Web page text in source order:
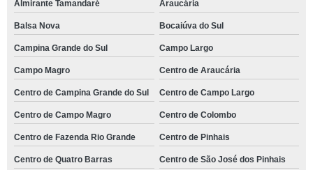
Almirante Tamandaré Araucária
Balsa Nova Bocaiúva do Sul
Campina Grande do Sul Campo Largo
Campo Magro Centro de Araucária
Centro de Campina Grande do Sul Centro de Campo Largo
Centro de Campo Magro Centro de Colombo
Centro de Fazenda Rio Grande Centro de Pinhais
Centro de Quatro Barras Centro de São José dos Pinhais